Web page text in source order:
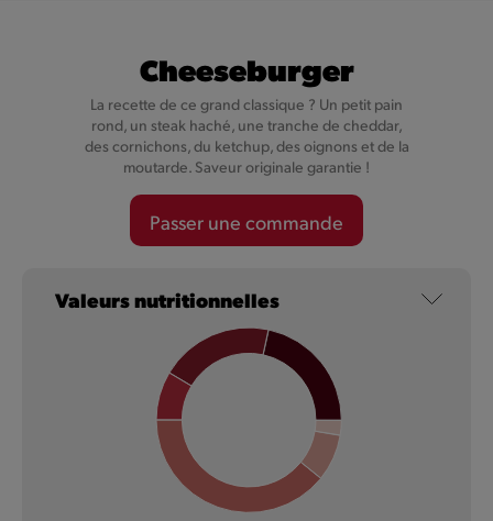
Cheeseburger
La recette de ce grand classique ? Un petit pain
rond, un steak haché, une tranche de cheddar,
des cornichons, du ketchup, des oignons et de la
moutarde. Saveur originale garantie !
Passer une commande
Valeurs nutritionnelles